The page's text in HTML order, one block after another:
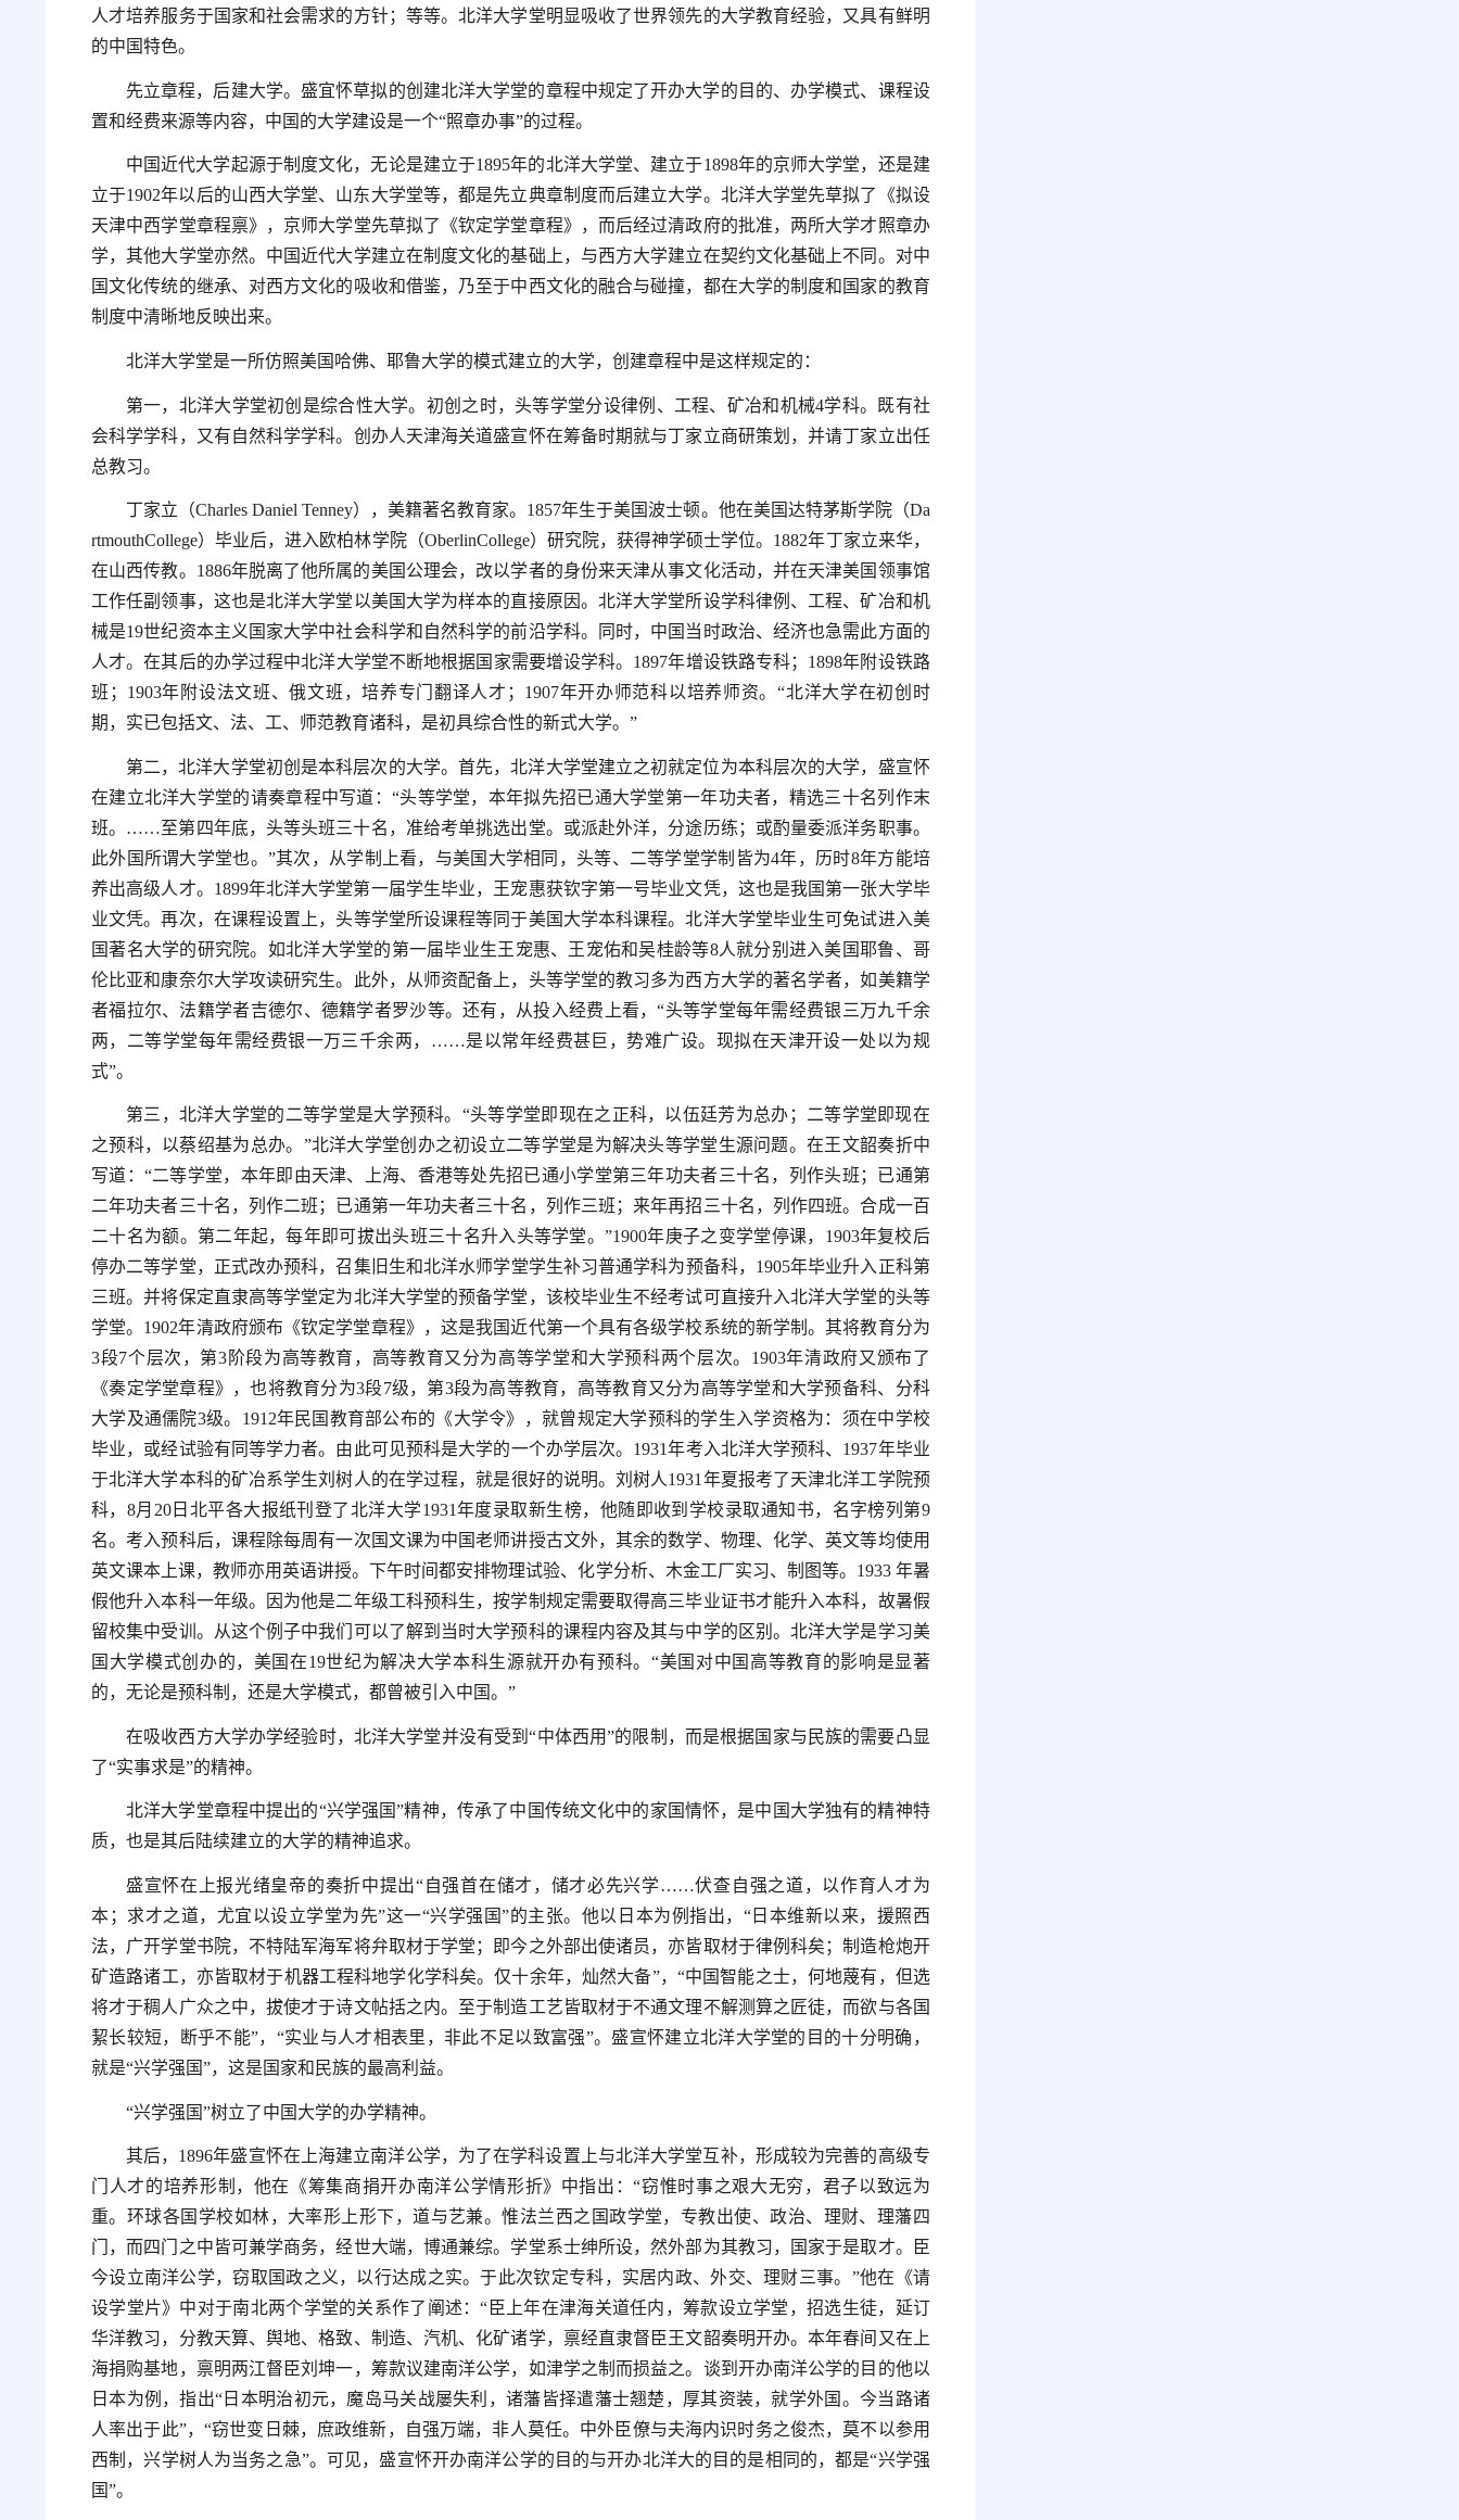
人才培养服务于国家和社会需求的方针；等等。北洋大学堂明显吸收了世界领先的大学教育经验，又具有鲜明
的中国特色。
先立章程，后建大学。盛宜怀草拟的创建北洋大学堂的章程中规定了开办大学的目的、办学模式、课程设
置和经费来源等内容，中国的大学建设是一个“照章办事”的过程。
中国近代大学起源于制度文化，无论是建立于1895年的北洋大学堂、建立于1898年的京师大学堂，还是建
立于1902年以后的山西大学堂、山东大学堂等，都是先立典章制度而后建立大学。北洋大学堂先草拟了《拟设
天津中西学堂章程禀》，京师大学堂先草拟了《钦定学堂章程》，而后经过清政府的批准，两所大学才照章办
学，其他大学堂亦然。中国近代大学建立在制度文化的基础上，与西方大学建立在契约文化基础上不同。对中
国文化传统的继承、对西方文化的吸收和借鉴，乃至于中西文化的融合与碰撞，都在大学的制度和国家的教育
制度中清晰地反映出来。
北洋大学堂是一所仿照美国哈佛、耶鲁大学的模式建立的大学，创建章程中是这样规定的：
第一，北洋大学堂初创是综合性大学。初创之时，头等学堂分设律例、工程、矿冶和机械4学科。既有社
会科学学科，又有自然科学学科。创办人天津海关道盛宣怀在筹备时期就与丁家立商研策划，并请丁家立出任
总教习。
丁家立（Charles Daniel Tenney），美籍著名教育家。1857年生于美国波士顿。他在美国达特茅斯学院（Da
rtmouthCollege）毕业后，进入欧柏林学院（OberlinCollege）研究院，获得神学硕士学位。1882年丁家立来华，
在山西传教。1886年脱离了他所属的美国公理会，改以学者的身份来天津从事文化活动，并在天津美国领事馆
工作任副领事，这也是北洋大学堂以美国大学为样本的直接原因。北洋大学堂所设学科律例、工程、矿冶和机
械是19世纪资本主义国家大学中社会科学和自然科学的前沿学科。同时，中国当时政治、经济也急需此方面的
人才。在其后的办学过程中北洋大学堂不断地根据国家需要增设学科。1897年增设铁路专科；1898年附设铁路
班；1903年附设法文班、俄文班，培养专门翻译人才；1907年开办师范科以培养师资。“北洋大学在初创时
期，实已包括文、法、工、师范教育诸科，是初具综合性的新式大学。”
第二，北洋大学堂初创是本科层次的大学。首先，北洋大学堂建立之初就定位为本科层次的大学，盛宣怀
在建立北洋大学堂的请奏章程中写道：“头等学堂，本年拟先招已通大学堂第一年功夫者，精选三十名列作末
班。……至第四年底，头等头班三十名，准给考单挑选出堂。或派赴外洋，分途历练；或酌量委派洋务职事。
此外国所谓大学堂也。”其次，从学制上看，与美国大学相同，头等、二等学堂学制皆为4年，历时8年方能培
养出高级人才。1899年北洋大学堂第一届学生毕业，王宠惠获钦字第一号毕业文凭，这也是我国第一张大学毕
业文凭。再次，在课程设置上，头等学堂所设课程等同于美国大学本科课程。北洋大学堂毕业生可免试进入美
国著名大学的研究院。如北洋大学堂的第一届毕业生王宠惠、王宠佑和吴桂龄等8人就分别进入美国耶鲁、哥
伦比亚和康奈尔大学攻读研究生。此外，从师资配备上，头等学堂的教习多为西方大学的著名学者，如美籍学
者福拉尔、法籍学者吉德尔、德籍学者罗沙等。还有，从投入经费上看，“头等学堂每年需经费银三万九千余
两，二等学堂每年需经费银一万三千余两，……是以常年经费甚巨，势难广设。现拟在天津开设一处以为规
式”。
第三，北洋大学堂的二等学堂是大学预科。“头等学堂即现在之正科，以伍廷芳为总办；二等学堂即现在
之预科，以蔡绍基为总办。”北洋大学堂创办之初设立二等学堂是为解决头等学堂生源问题。在王文韶奏折中
写道：“二等学堂，本年即由天津、上海、香港等处先招已通小学堂第三年功夫者三十名，列作头班；已通第
二年功夫者三十名，列作二班；已通第一年功夫者三十名，列作三班；来年再招三十名，列作四班。合成一百
二十名为额。第二年起，每年即可拔出头班三十名升入头等学堂。”1900年庚子之变学堂停课，1903年复校后
停办二等学堂，正式改办预科，召集旧生和北洋水师学堂学生补习普通学科为预备科，1905年毕业升入正科第
三班。并将保定直隶高等学堂定为北洋大学堂的预备学堂，该校毕业生不经考试可直接升入北洋大学堂的头等
学堂。1902年清政府颁布《钦定学堂章程》，这是我国近代第一个具有各级学校系统的新学制。其将教育分为
3段7个层次，第3阶段为高等教育，高等教育又分为高等学堂和大学预科两个层次。1903年清政府又颁布了
《奏定学堂章程》，也将教育分为3段7级，第3段为高等教育，高等教育又分为高等学堂和大学预备科、分科
大学及通儒院3级。1912年民国教育部公布的《大学令》，就曾规定大学预科的学生入学资格为：须在中学校
毕业，或经试验有同等学力者。由此可见预科是大学的一个办学层次。1931年考入北洋大学预科、1937年毕业
于北洋大学本科的矿冶系学生刘树人的在学过程，就是很好的说明。刘树人1931年夏报考了天津北洋工学院预
科，8月20日北平各大报纸刊登了北洋大学1931年度录取新生榜，他随即收到学校录取通知书，名字榜列第9
名。考入预科后，课程除每周有一次国文课为中国老师讲授古文外，其余的数学、物理、化学、英文等均使用
英文课本上课，教师亦用英语讲授。下午时间都安排物理试验、化学分析、木金工厂实习、制图等。1933 年暑
假他升入本科一年级。因为他是二年级工科预科生，按学制规定需要取得高三毕业证书才能升入本科，故暑假
留校集中受训。从这个例子中我们可以了解到当时大学预科的课程内容及其与中学的区别。北洋大学是学习美
国大学模式创办的，美国在19世纪为解决大学本科生源就开办有预科。“美国对中国高等教育的影响是显著
的，无论是预科制，还是大学模式，都曾被引入中国。”
在吸收西方大学办学经验时，北洋大学堂并没有受到“中体西用”的限制，而是根据国家与民族的需要凸显
了“实事求是”的精神。
北洋大学堂章程中提出的“兴学强国”精神，传承了中国传统文化中的家国情怀，是中国大学独有的精神特
质，也是其后陆续建立的大学的精神追求。
盛宣怀在上报光绪皇帝的奏折中提出“自强首在储才，储才必先兴学……伏查自强之道，以作育人才为
本；求才之道，尤宜以设立学堂为先”这一“兴学强国”的主张。他以日本为例指出，“日本维新以来，援照西
法，广开学堂书院，不特陆军海军将弁取材于学堂；即今之外部出使诸员，亦皆取材于律例科矣；制造枪炮开
矿造路诸工，亦皆取材于机器工程科地学化学科矣。仅十余年，灿然大备”，“中国智能之士，何地蔑有，但选
将才于稠人广众之中，拔使才于诗文帖括之内。至于制造工艺皆取材于不通文理不解测算之匠徒，而欲与各国
絜长较短，断乎不能”，“实业与人才相表里，非此不足以致富强”。盛宣怀建立北洋大学堂的目的十分明确，
就是“兴学强国”，这是国家和民族的最高利益。
“兴学强国”树立了中国大学的办学精神。
其后，1896年盛宣怀在上海建立南洋公学，为了在学科设置上与北洋大学堂互补，形成较为完善的高级专
门人才的培养形制，他在《筹集商捐开办南洋公学情形折》中指出：“窃惟时事之艰大无穷，君子以致远为
重。环球各国学校如林，大率形上形下，道与艺兼。惟法兰西之国政学堂，专教出使、政治、理财、理藩四
门，而四门之中皆可兼学商务，经世大端，博通兼综。学堂系士绅所设，然外部为其教习，国家于是取才。臣
今设立南洋公学，窃取国政之义，以行达成之实。于此次钦定专科，实居内政、外交、理财三事。”他在《请
设学堂片》中对于南北两个学堂的关系作了阐述：“臣上年在津海关道任内，筹款设立学堂，招选生徒，延订
华洋教习，分教天算、舆地、格致、制造、汽机、化矿诸学，禀经直隶督臣王文韶奏明开办。本年春间又在上
海捐购基地，禀明两江督臣刘坤一，筹款议建南洋公学，如津学之制而损益之。谈到开办南洋公学的目的他以
日本为例，指出“日本明治初元，魔岛马关战屡失利，诸藩皆择遣藩士翘楚，厚其资装，就学外国。今当路诸
人率出于此”，“窃世变日棘，庶政维新，自强万端，非人莫任。中外臣僚与夫海内识时务之俊杰，莫不以参用
西制，兴学树人为当务之急”。可见，盛宣怀开办南洋公学的目的与开办北洋大的目的是相同的，都是“兴学强
国”。